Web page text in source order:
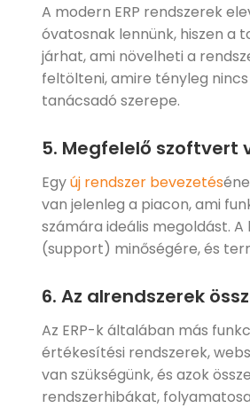
A modern ERP rendszerek
óvatosnak lennünk, hiszen a
járhat, ami növelheti a
feltölteni, amire tényleg
tanácsadó szerepe.
5. Megfelelő szoftvert
Egyúj rendszer bevezetés
van jelenleg a piacon, ami
számára ideális megoldást.
(support) minőségére, és
6. Az alrendszerek
Az ERP-k általában más
értékesítési rendszerek,
van szükségünk, és azok
rendszerhibákat,